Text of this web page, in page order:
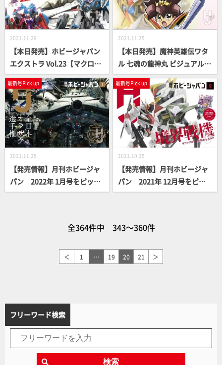
2021.11.29
【本日発売】ホビージャパン
エクストラ Vol.23【マクロス
モデラーズ】
2021.11.25
【本日発売】魔神英雄伝ワタ
ル 七魂の龍神丸 ビジュアル＆
ストーリー【特別付録付き】
最新号Pick up
2021.11.25
【発売情報】月刊ホビージャ
パン 2022年 1月号をピック
アップ！
最新号Pick up
2021.10.25
【発売情報】月刊ホビージャ
パン 2021年 12月号をピッ
クアップ！
全364件中 343～360件
＜ 1 … 19 20 21 ＞
フリーワード検索
検索